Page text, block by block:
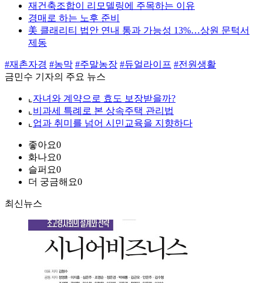
재건축조합이 리모델링에 주목하는 이유
경매로 하는 노후 준비
美 클래리티 법안 연내 통과 가능성 13%…상원 문턱서
제동
#재촌자경 #농막 #주말농장 #듀얼라이프 #전원생활
금민수 기자의 주요 뉴스
⌞ 자녀와 계약으로 효도 보장받을까?
⌞ 비과세 특례로 본 상속주택 관리법
⌞ 업과 취미를 넘어 시민교육을 지향하다
좋아요0
화나요0
슬퍼요0
더 궁금해요0
최신뉴스